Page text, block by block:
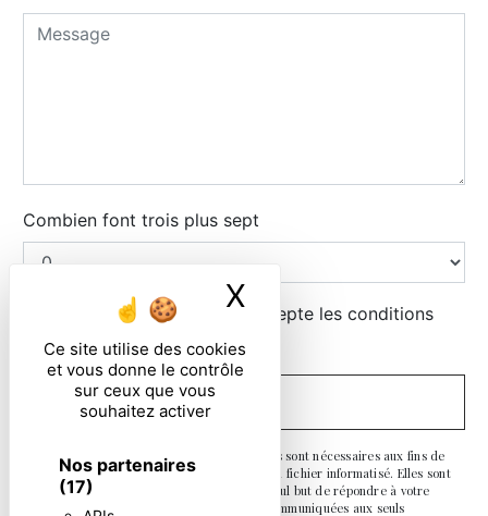
Ce site utilise des cookies
et vous donne le contrôle
sur ceux que vous
souhaitez activer
Nos partenaires
(17)
X Masquer le
Combien font trois plus sept
En cochant cette case, j'accepte les conditions
particulières ci-dessous **
ENVOYER
** Les données personnelles communiquées sont nécessaires aux fins de
vous contacter et sont enregistrées dans un fichier informatisé. Elles sont
destinées à et ses sous-traitants dans le seul but de répondre à votre
message. Les données collectées seront communiquées aux seuls